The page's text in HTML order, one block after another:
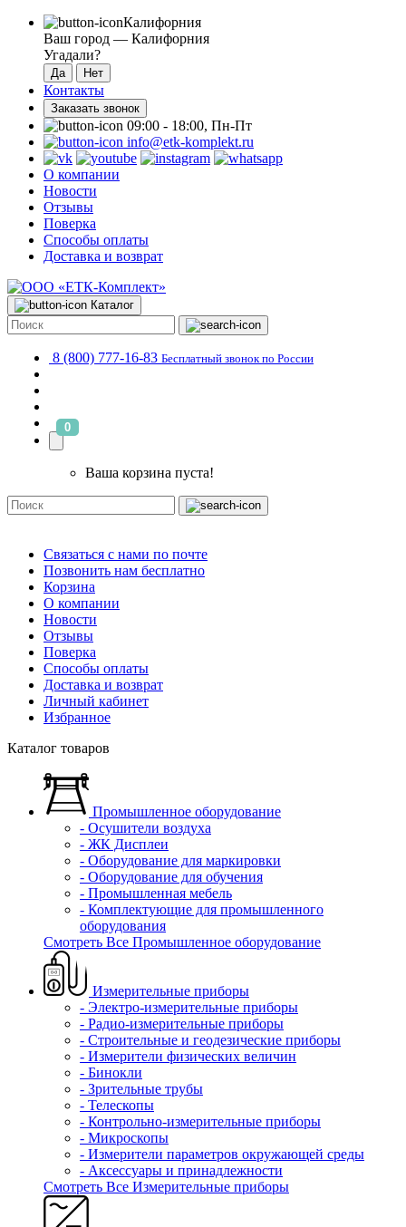
Калифорния
Ваш город — Калифорния
Угадали?
Контакты
Заказать звонок
09:00 - 18:00, Пн-Пт
info@etk-komplekt.ru
О компании
Новости
Отзывы
Поверка
Способы оплаты
Доставка и возврат
Каталог
8 (800) 777-16-83 Бесплатный звонок по России
0
Ваша корзина пуста!
Связаться с нами по почте
Позвонить нам бесплатно
Корзина
О компании
Новости
Отзывы
Поверка
Способы оплаты
Доставка и возврат
Личный кабинет
Избранное
Каталог товаров
Промышленное оборудование
- Осушители воздуха
- ЖК Дисплеи
- Оборудование для маркировки
- Оборудование для обучения
- Промышленная мебель
- Комплектующие для промышленного
оборудования
Смотреть Все Промышленное оборудование
Измерительные приборы
- Электро-измерительные приборы
- Радио-измерительные приборы
- Строительные и геодезические приборы
- Измерители физических величин
- Бинокли
- Зрительные трубы
- Телескопы
- Контрольно-измерительные приборы
- Микроскопы
- Измерители параметров окружающей среды
- Аксессуары и принадлежности
Смотреть Все Измерительные приборы